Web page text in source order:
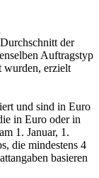
der
Auftragstyp
wurden, erzielt
und sind in Euro
in Euro oder in
1. Januar, 1.
die mindestens 4
basieren